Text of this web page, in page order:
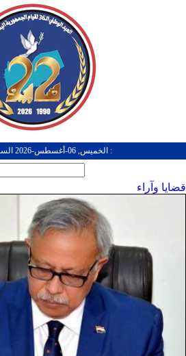
: الخميس, 06-أغسطس-2026 الساعة: 03:34 ص
قضايا وآراء